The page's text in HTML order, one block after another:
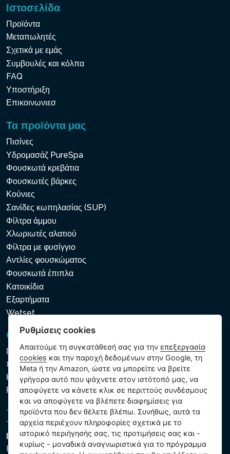
Ιστοσελίδα
Προϊόντα
Μεταπωλητές
Σχετικά με εμάς
Συμβουλές και κόλπα
FAQ
Υποστήριξη
Επικοινωνιεσ
Τα προϊόντα μας
Πισίνες
Υδρομασάζ PureSpa
Φουσκωτά κρεβάτια
Φουσκωτές βάρκες
Κούνιες
Σανίδες κωπηλασίας (SUP)
Φίλτρα άμμου
Χλωριωτές αλατιού
Φίλτρα με φυσίγγιο
Αντλίες φουσκώματος
Φουσκωτά έπιπλα
Κατοικίδια
Εξαρτήματα
Wetset
GDPR και Cookies
Πολιτική προστασίας προσωπικών και λοιπών δεδομένων
που υποβάλλονται σε επεξεργασία
Κανόνες χρήσης των αρχείων cookie
Ρυθμίσεις cookies
Intex Trading, s.r.o.
Hradecká 2526/3
Ρυθμίσεις cookies
Απαιτούμε τη συγκατάθεσή σας για τηνεπεξεργασία
cookies και την παροχή δεδομένων στην Google, τη
Meta ή την Amazon, ώστε να μπορείτε να βρείτε
γρήγορα αυτό που ψάχνετε στον ιστότοπό μας, να
αποφύγετε να κάνετε κλικ σε περιττούς συνδέσμους
και να αποφύγετε να βλέπετε διαφημίσεις για
προϊόντα που δεν θέλετε βλέπω. Συνήθως, αυτά τα
αρχεία περιέχουν πληροφορίες σχετικά με το
ιστορικό περιήγησής σας, τις προτιμήσεις σας και -
κυρίως - μοναδικά αναγνωριστικά για το πρόγραμμα